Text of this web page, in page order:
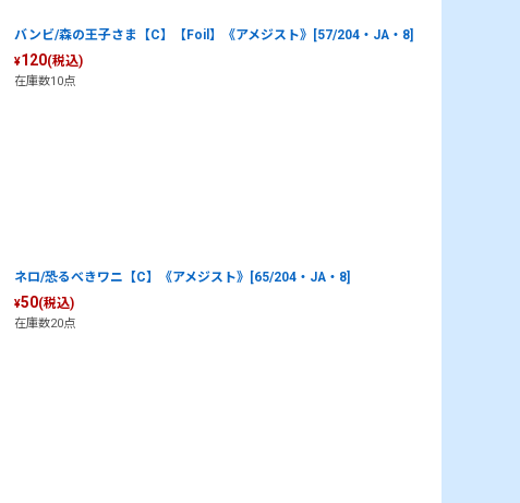
バンビ/森の王子さま【C】【Foil】《アメジスト》[57/204・JA・8]
¥120(税込)
在庫数10点
ネロ/恐るべきワニ【C】《アメジスト》[65/204・JA・8]
¥50(税込)
在庫数20点